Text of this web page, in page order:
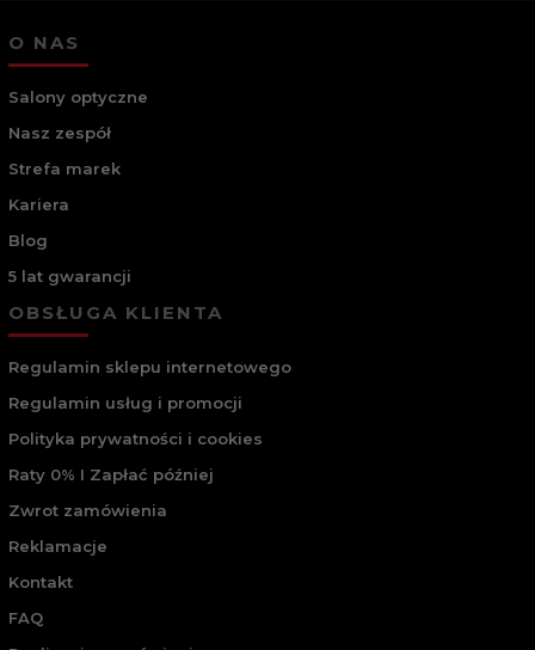
O NAS
Salony optyczne
Nasz zespół
Strefa marek
Kariera
Blog
5 lat gwarancji
OBSŁUGA KLIENTA
Regulamin sklepu internetowego
Regulamin usług i promocji
Polityka prywatności i cookies
Raty 0% I Zapłać później
Zwrot zamówienia
Reklamacje
Kontakt
FAQ